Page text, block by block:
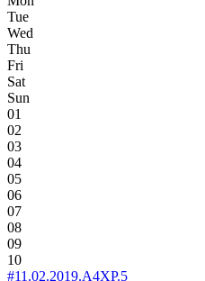
Tue
Wed
Thu
Fri
Sat
Sun
01
02
03
04
05
06
07
08
09
10
#11.02.2019.A4XP.5